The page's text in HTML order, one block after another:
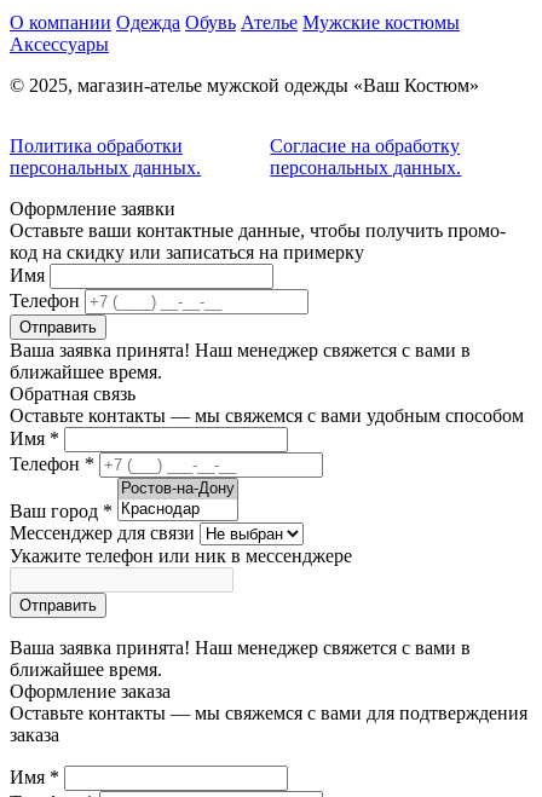
О компании Одежда Обувь Ателье Мужские костюмы
Аксессуары
© 2025, магазин-ателье мужской одежды «Ваш Костюм»
Политика обработки
персональных данных.
Согласие на обработку
персональных данных.
Оформление заявки
Оставьте ваши контактные данные, чтобы получить промо-
код на скидку или записаться на примерку
Имя
Телефон
Отправить
Ваша заявка принята! Наш менеджер свяжется с вами в
ближайшее время.
Обратная связь
Оставьте контакты — мы свяжемся с вами удобным способом
Имя *
Телефон *
Ваш город *
Мессенджер для связи
Укажите телефон или ник в мессенджере
Отправить
Ваша заявка принята! Наш менеджер свяжется с вами в
ближайшее время.
Оформление заказа
Оставьте контакты — мы свяжемся с вами для подтверждения
заказа
Имя *